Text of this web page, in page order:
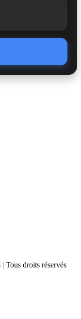
droits réservés